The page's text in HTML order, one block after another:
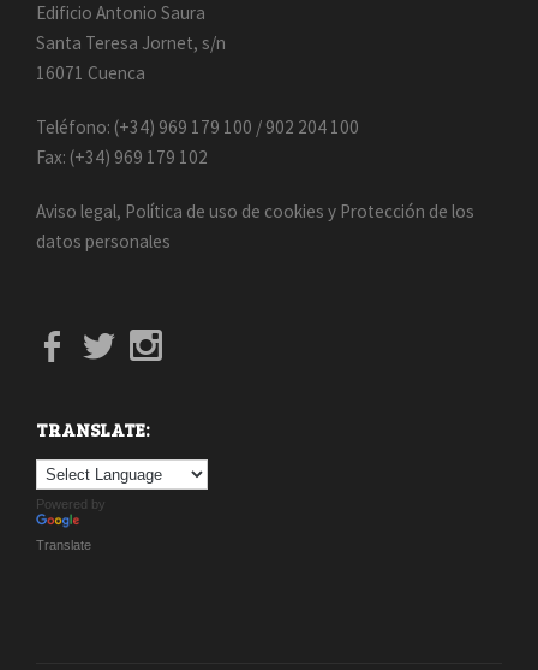
Edificio Antonio Saura
Santa Teresa Jornet, s/n
16071 Cuenca
Teléfono: (+34) 969 179 100 / 902 204 100
Fax: (+34) 969 179 102
Aviso legal, Política de uso de cookies y Protección de los
datos personales
TRANSLATE:
Powered by
Translate